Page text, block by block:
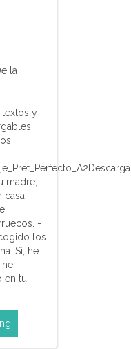
la
textos y
madre,
casa,
-
los
Sí, he
he
en tu